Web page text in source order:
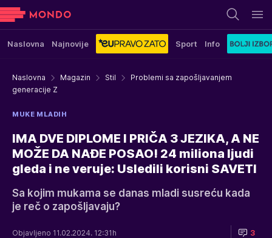
Naslovna Najnovije Sport Info
Naslovna Magazin Stil
Problemi sa zapošljavanjem
generacije Z
MUKE MLADIH
IMA DVE DIPLOME I PRIČA 3 JEZIKA, A NE
MOŽE DA NAĐE POSAO! 24 miliona ljudi
gleda i ne veruje: Usledili korisni SAVETI
Sa kojim mukama se danas mladi susreću kada
je reč o zapošljavaju?
Objavljeno 11.02.2024. 12:31h 3